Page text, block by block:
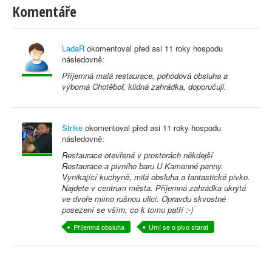
Komentáře
LadaR okomentoval před asi 11 roky hospodu
následovně:
Příjemná malá restaurace, pohodová obsluha a
výborná Chotěboř, klidná zahrádka, doporučuji.
Strike okomentoval před asi 11 roky hospodu
následovně:
Restaurace otevřená v prostorách někdejší
Restaurace a pivního baru U Kamenné panny.
Vynikající kuchyně, milá obsluha a fantastické pivko.
Najdete v centrum města. Příjemná zahrádka ukrytá
ve dvoře mimo rušnou ulici. Opravdu skvostné
posezení se vším, co k tomu patří :-)
Příjemná obsluha Umí se o pivo starat